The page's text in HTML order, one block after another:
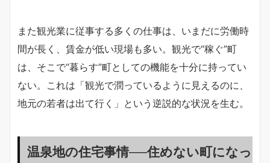
また観光業に従事する多くの仕事は、いまだに労働時
間が長く、賃金が低い現場も多い。観光で“稼ぐ”町
は、そこで“暮らす”町としての機能を十分に持ってい
ない。これは「観光で潤っているように見えるのに、
地元の若者は出て行く」という逆説的な状況を生む。
温泉地の住宅事情──住めない町になっ